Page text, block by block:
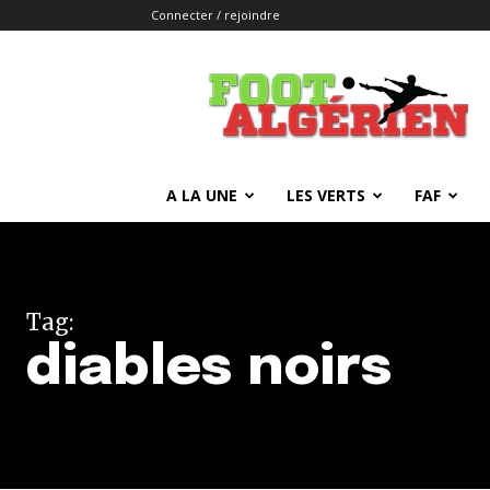
Connecter / rejoindre
FOOTALGERIEN
A LA UNE LES VERTS FAF
Tag:
diables noirs